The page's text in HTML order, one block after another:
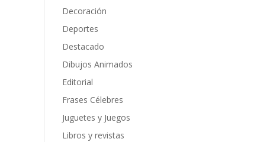
Decoración
Deportes
Destacado
Dibujos Animados
Editorial
Frases Célebres
Juguetes y Juegos
Libros y revistas